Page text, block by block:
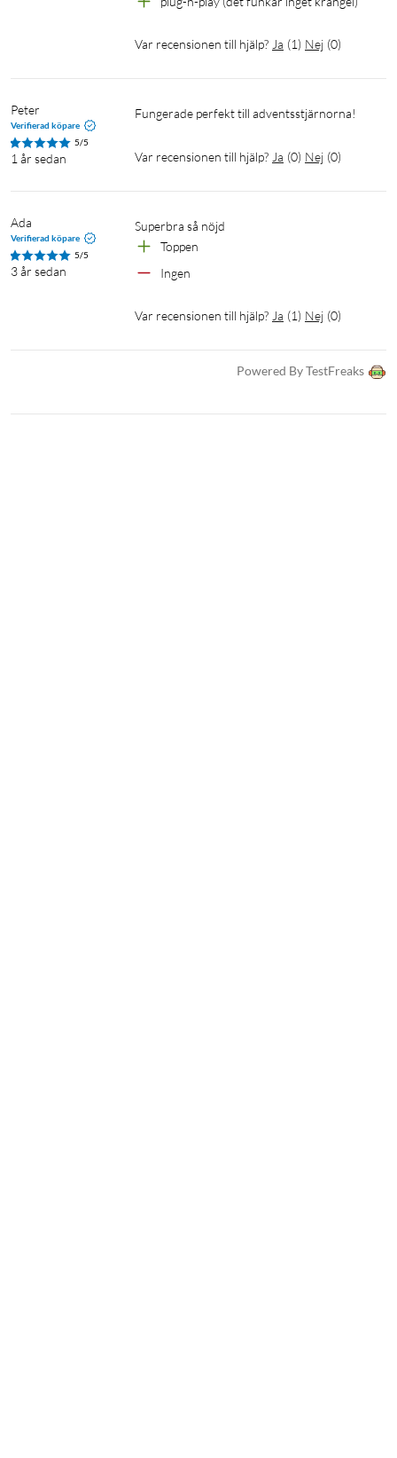
Var recensionen till hjälp? Ja (1) Nej (0)
Peter
Verifierad köpare
5/5
1 år sedan
Fungerade perfekt till adventsstjärnorna!
Var recensionen till hjälp? Ja (0) Nej (0)
Ada
Verifierad köpare
5/5
3 år sedan
Superbra så nöjd
Toppen
Ingen
Var recensionen till hjälp? Ja (1) Nej (0)
Powered By TestFreaks